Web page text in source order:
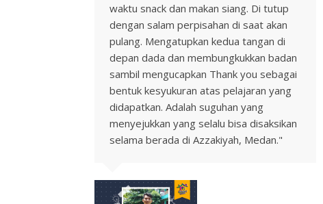
waktu snack dan makan siang. Di tutup
dengan salam perpisahan di saat akan
pulang. Mengatupkan kedua tangan di
depan dada dan membungkukkan badan
sambil mengucapkan Thank you sebagai
bentuk kesyukuran atas pelajaran yang
didapatkan. Adalah suguhan yang
menyejukkan yang selalu bisa disaksikan
selama berada di Azzakiyah, Medan."